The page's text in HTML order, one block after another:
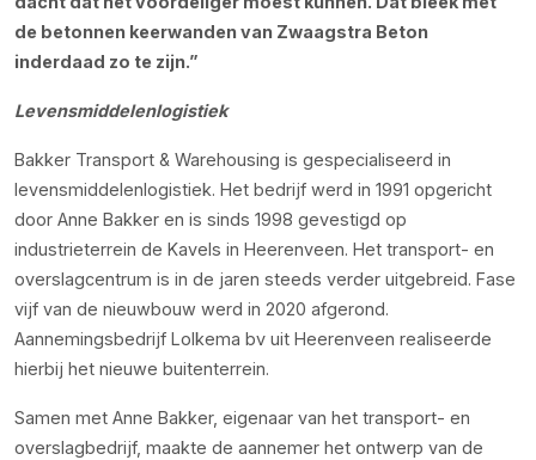
de betonnen keerwanden van Zwaagstra Beton
inderdaad zo te zijn.”
Levensmiddelenlogistiek
Bakker Transport & Warehousing is gespecialiseerd in
levensmiddelenlogistiek. Het bedrijf werd in 1991 opgericht
door Anne Bakker en is sinds 1998 gevestigd op
industrieterrein de Kavels in Heerenveen. Het transport- en
overslagcentrum is in de jaren steeds verder uitgebreid. Fase
vijf van de nieuwbouw werd in 2020 afgerond.
Aannemingsbedrijf Lolkema bv uit Heerenveen realiseerde
hierbij het nieuwe buitenterrein.
Samen met Anne Bakker, eigenaar van het transport- en
overslagbedrijf, maakte de aannemer het ontwerp van de